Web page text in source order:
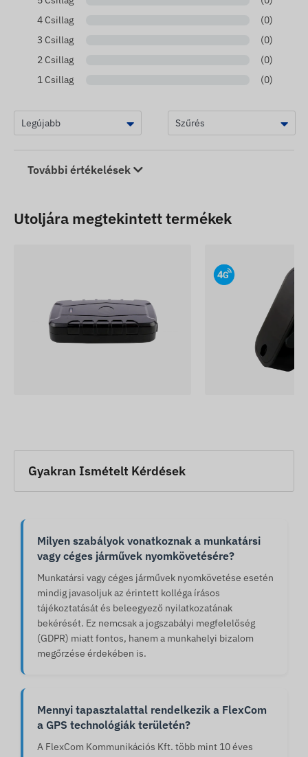
4 Csillag
(0)
3 Csillag
(0)
2 Csillag
(0)
1 Csillag
(0)
További értékelések
Utoljára megtekintett termékek
Gyakran Ismételt Kérdések
Milyen szabályok vonatkoznak a munkatársi
vagy céges járművek nyomkövetésére?
Munkatársi vagy céges járművek nyomkövetése esetén
mindig javasoljuk az érintett kolléga írásos
tájékoztatását és beleegyező nyilatkozatának
bekérését. Ez nemcsak a jogszabályi megfelelőség
(GDPR) miatt fontos, hanem a munkahelyi bizalom
megőrzése érdekében is.
Mennyi tapasztalattal rendelkezik a FlexCom
a GPS technológiák területén?
A FlexCom Kommunikációs Kft. több mint 10 éves